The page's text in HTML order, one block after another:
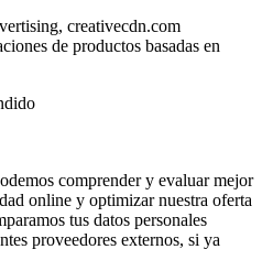
creativecdn.com
de productos basadas en
comprender y evaluar mejor
online y optimizar nuestra oferta
tus datos personales
proveedores externos, si ya